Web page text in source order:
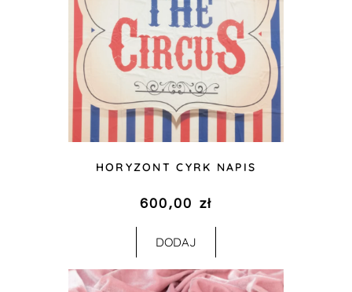
HORYZONT CYRK NAPIS
600,00 zł
DODAJ